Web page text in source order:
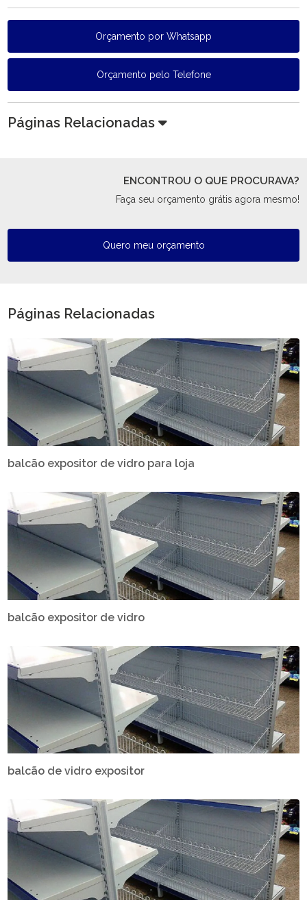
Orçamento por Whatsapp
Orçamento pelo Telefone
Páginas Relacionadas
ENCONTROU O QUE PROCURAVA?
Faça seu orçamento grátis agora mesmo!
Quero meu orçamento
Páginas Relacionadas
balcão expositor de vidro para loja
balcão expositor de vidro
balcão de vidro expositor